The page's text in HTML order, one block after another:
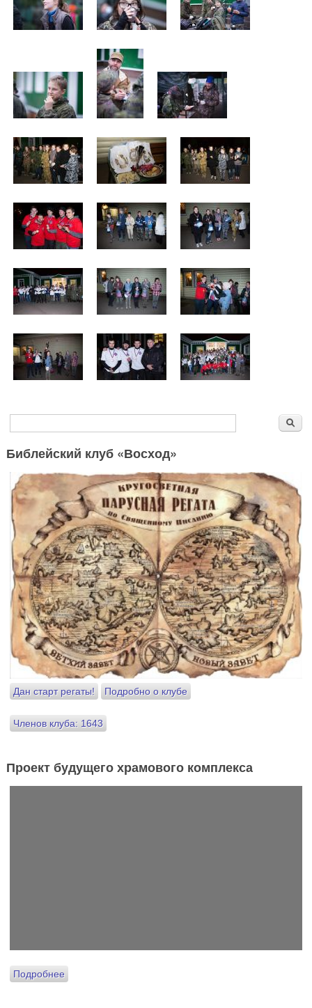
Форма поиска
Библейский клуб «Восход»
Дан старт регаты! Подробно о клубе
Членов клуба: 1643
Проект будущего храмового комплекса
Подробнее